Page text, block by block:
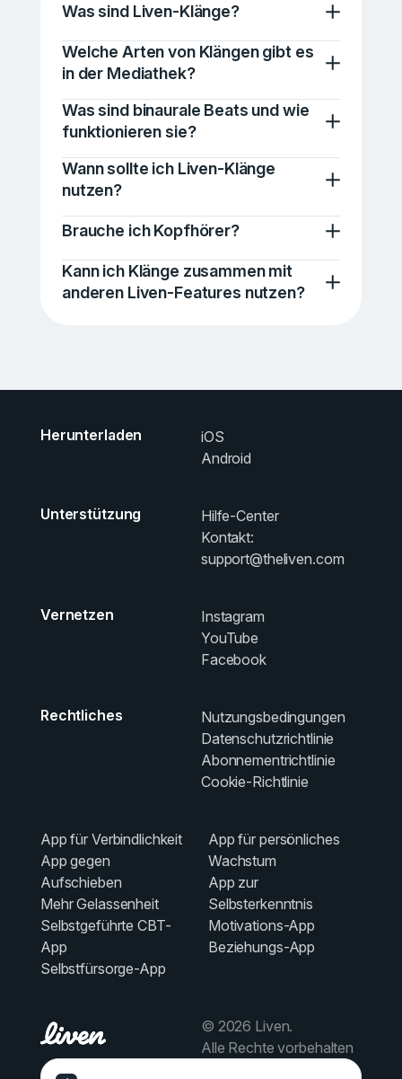
Was sind Liven-Klänge?
Welche Arten von Klängen gibt es
in der Mediathek?
Was sind binaurale Beats und wie
funktionieren sie?
Wann sollte ich Liven-Klänge
nutzen?
Brauche ich Kopfhörer?
Kann ich Klänge zusammen mit
anderen Liven-Features nutzen?
Herunterladen
iOS
Android
Unterstützung
Hilfe-Center
Kontakt:
support@theliven.com
Vernetzen
Instagram
YouTube
Facebook
Rechtliches
Nutzungsbedingungen
Datenschutzrichtlinie
Abonnementrichtlinie
Cookie-Richtlinie
App für Verbindlichkeit
App gegen
Aufschieben
Mehr Gelassenheit
Selbstgeführte CBT-
App
Selbstfürsorge-App
App für persönliches
Wachstum
App zur
Selbsterkenntnis
Motivations-App
Beziehungs-App
© 2026 Liven.
Alle Rechte vorbehalten